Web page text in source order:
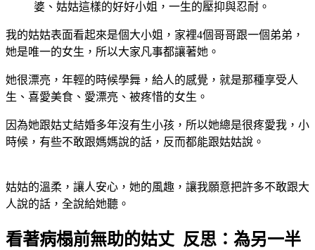
婆、姑姑這樣的好好小姐，一生的壓抑與忍耐。
我的姑姑表面看起來是個大小姐，家裡4個哥哥跟一個弟弟，
她是唯一的女生，所以大家凡事都讓著她。
她很漂亮，年輕的時候學舞，給人的感覺，就是那種享受人
生、喜愛美食、愛漂亮、被疼惜的女生。
因為她跟姑丈結婚多年沒有生小孩，所以她總是很疼愛我，小
時候，有些不敢跟媽媽說的話，反而都能跟姑姑說。
姑姑的溫柔，讓人安心，她的風趣，讓我願意把許多不敢跟大
人說的話，全說給她聽。
看著病榻前無助的姑丈 反思：為另一半